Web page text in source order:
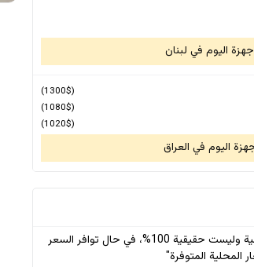
اليوم في لبنان
(1300$)
(1080$)
(1020$)
اليوم في العراق
* جميع الأسعار الواردة في هذا القسم تقريبية وليست حقيقية 100%، في حال توافر السعر
المتوفرة"